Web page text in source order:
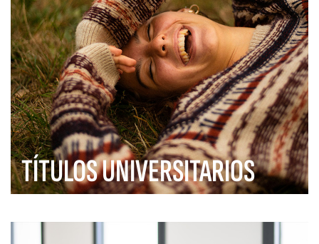
TÍTULOS UNIVERSITARIOS